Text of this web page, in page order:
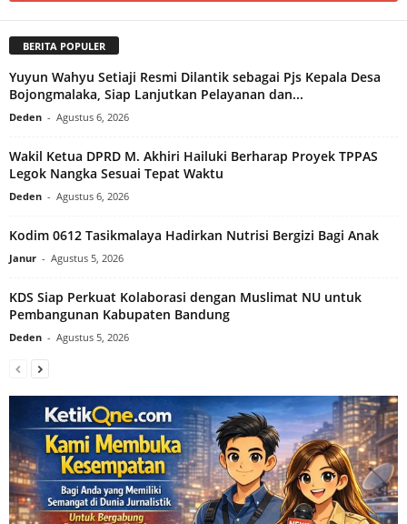
BERITA POPULER
Yuyun Wahyu Setiaji Resmi Dilantik sebagai Pjs Kepala Desa
Bojongmalaka, Siap Lanjutkan Pelayanan dan...
Deden - Agustus 6, 2026
Wakil Ketua DPRD M. Akhiri Hailuki Berharap Proyek TPPAS
Legok Nangka Sesuai Tepat Waktu
Deden - Agustus 6, 2026
Kodim 0612 Tasikmalaya Hadirkan Nutrisi Bergizi Bagi Anak
Janur - Agustus 5, 2026
KDS Siap Perkuat Kolaborasi dengan Muslimat NU untuk
Pembangunan Kabupaten Bandung
Deden - Agustus 5, 2026